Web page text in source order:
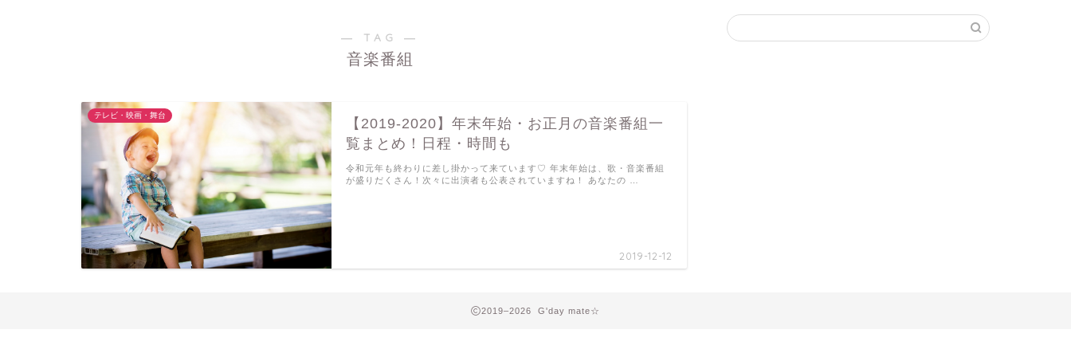
― TAG ―
音楽番組
テレビ・映画・舞台
【2019-2020】年末年始・お正月の音楽番組一
覧まとめ！日程・時間も
2019-12-12
令和元年も終わりに差し掛かって来ています♡ 年末年始は、歌・音楽番組
が盛りだくさん！次々に出演者も公表されていますね！ あなたの …
2019–2026 G'day mate☆